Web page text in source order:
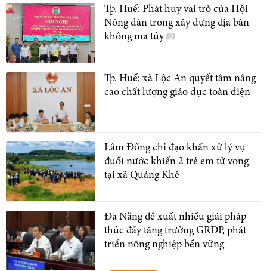
Tp. Huế: Phát huy vai trò của Hội
Nông dân trong xây dựng địa bàn
không ma túy
Tp. Huế: xã Lộc An quyết tâm nâng
cao chất lượng giáo dục toàn diện
Lâm Đồng chỉ đạo khẩn xử lý vụ
đuối nước khiến 2 trẻ em tử vong
tại xã Quảng Khê
Đà Nẵng đề xuất nhiều giải pháp
thúc đẩy tăng trưởng GRDP, phát
triển nông nghiệp bền vững